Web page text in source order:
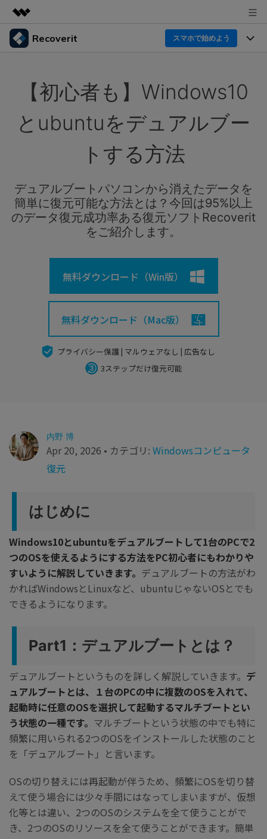
製品
企業情報
プラン＆価格
Recoverit スマホで始めよう
Windowsデータ復元ならRecoverit！確実な復元技術と
スマホで始めよう
Recoverit for Mac
AI
Macの大切なデータを制限なく完全復元
Recoverit 無料版
スマホで始めよう
Repairit - データ修復
UBackit - データバックアップ
機能一覧
ドライブから復元
削除されたメディアを復元
独自の復元ソリューション 新着
ドキュメントを復元
データ損失のシナリオ
すべての機能を確認
データ復元事例
外付けデバイス復元
パソコン復元
詳しくは
データ復元の専門家
カスタマーストーリー
Recoveritをよりよく活用
操作ガイド
ログイン
スマホで始めよう
【初心者も】Windows10
とubuntuをデュアルブー
トする方法
デュアルブートパソコンから消えたデータを
簡単に復元可能な方法とは？今回は95%以上
のデータ復元成功率ある復元ソフトRecoverit
をご紹介します。
無料ダウンロード（Win版）
無料ダウンロード（Mac版）
プライバシー保護 | マルウェアなし | 広告なし
3ステップだけ復元可能
内野 博
Apr 20, 2026 • カテゴリ: Windowsコンピュータ
復元
はじめに
Windows10とubuntuをデュアルブートして1台のPCで2
つのOSを使えるようにする方法をPC初心者にもわかりや
すいように解説していきます。 デュアルブートの方法がわ
かればWindowsとLinuxなど、ubuntuじゃないOSとでも
できるようになります。
Part1：デュアルブートとは？
デュアルブートというものを詳しく解説していきます。 デ
ュアルブートとは、１台のPCの中に複数のOSを入れて、
起動時に任意のOSを選択して起動するマルチブートとい
う状態の一種です。 マルチブートという状態の中でも特に
頻繁に用いられる2つのOSをインストールした状態のこと
を「デュアルブート」と言います。
OSの切り替えには再起動が伴うため、頻繁にOSを切り替
えて使う場合には少々手間にはなってしまいますが、仮想
化等とは違い、2つのOSのシステムを全て使うことがで
き、2つのOSのリソースを全て使うことができます。簡単